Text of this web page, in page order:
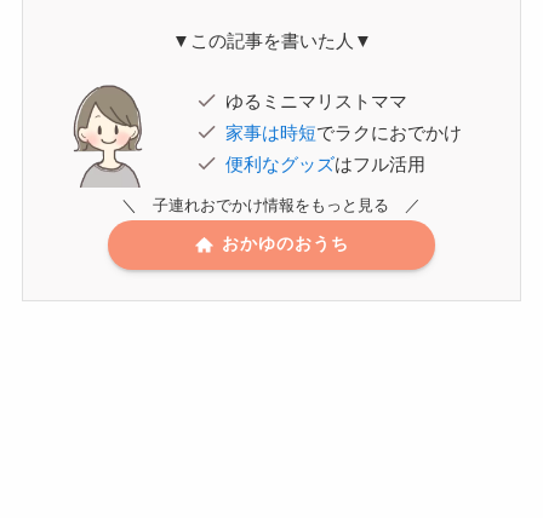
▼この記事を書いた人▼
ゆるミニマリストママ
家事は時短でラクにおでかけ
便利なグッズはフル活用
＼ 子連れおでかけ情報をもっと見る ／
おかゆのおうち